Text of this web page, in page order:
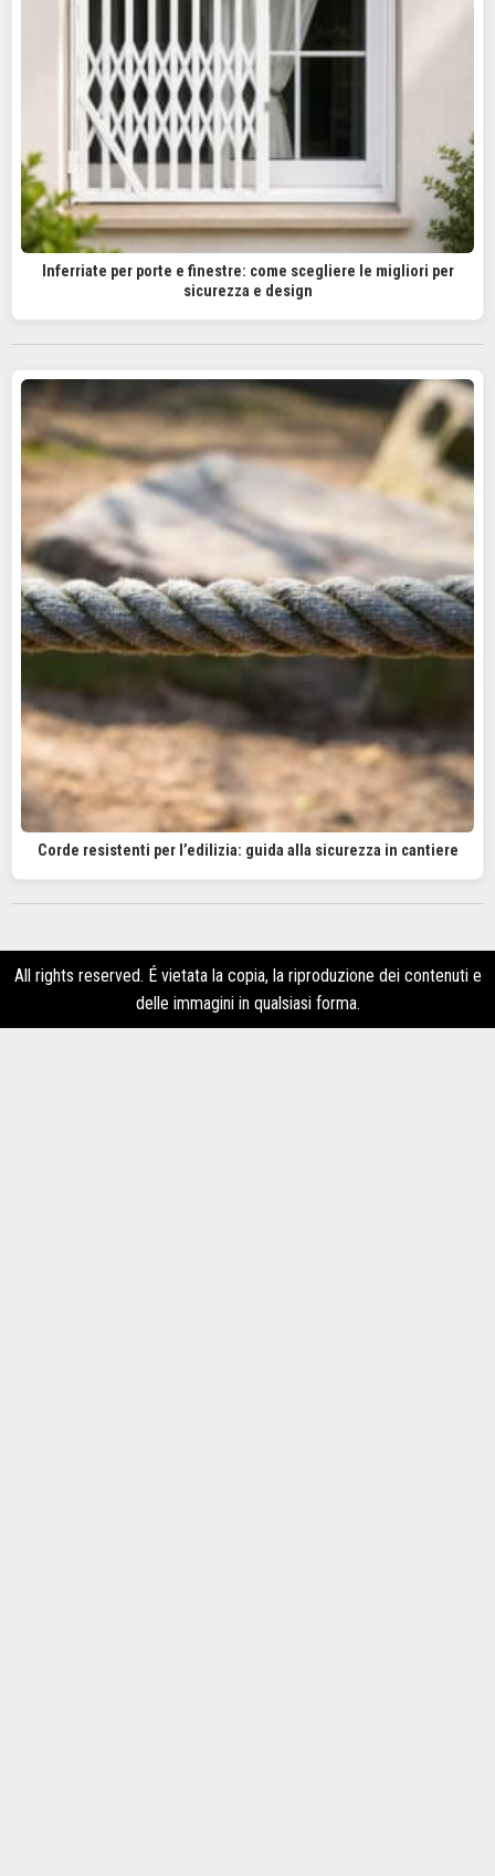
Inferriate per porte e finestre: come scegliere le migliori per
sicurezza e design
Corde resistenti per l’edilizia: guida alla sicurezza in cantiere
All rights reserved. É vietata la copia, la riproduzione dei contenuti e
delle immagini in qualsiasi forma.